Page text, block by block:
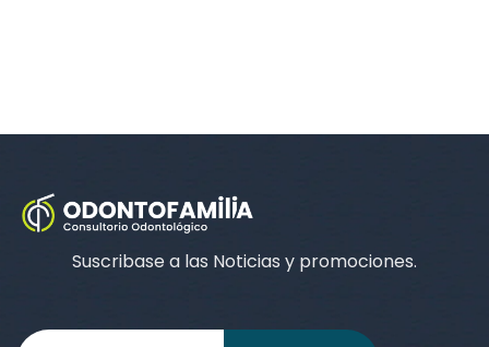
Suscribase a las Noticias y promociones.